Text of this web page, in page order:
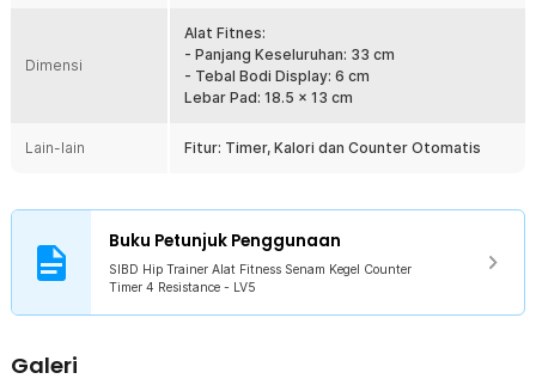
Menggunakan lapisan TPE berlapis karet yang lembut dan tidak
licin. Bentuk permukaannya dirancang mengikuti kontur tubuh
sehingga nyaman digunakan
Dilengkapi layar digital untuk menampilkan fungsi timer, hasil
melatih berbagai otot tubuh tanpa batasan arah.
1 x SIBD Hip Trainer Alat Fitness Senam Kegel Counter Timer 4
Dimensi
Alat Fitnes:
- Panjang Keseluruhan: 33 cm
- Tebal Bodi Display: 6 cm
Lebar Pad: 18.5 x 13 cm
Lain-lain Fitur: Timer, Kalori dan Counter Otomatis
Buku Petunjuk Penggunaan
SIBD Hip Trainer Alat Fitness Senam Kegel Counter
Timer 4 Resistance - LV5
Galeri